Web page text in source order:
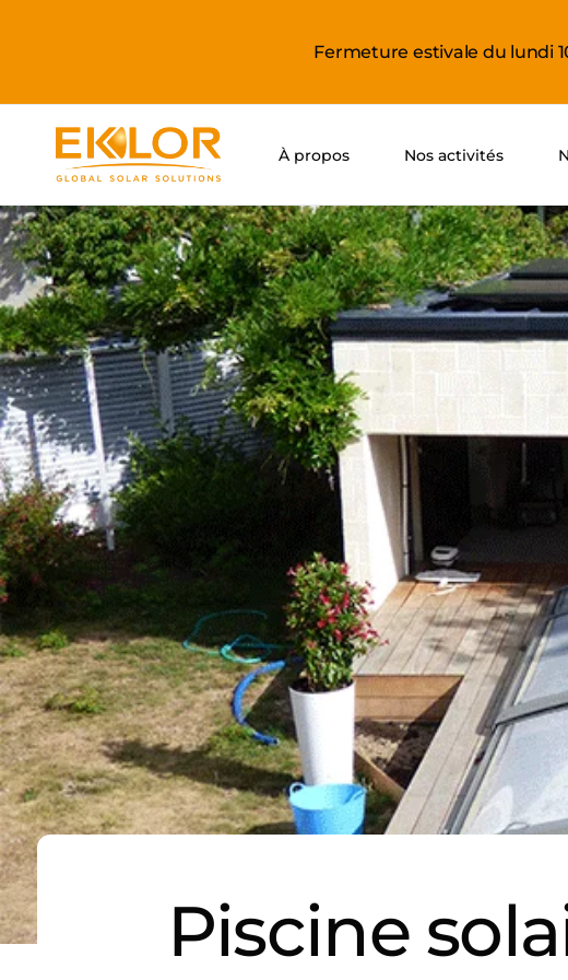
Fermeture estivale du lundi
À propos Nos activités
Piscine